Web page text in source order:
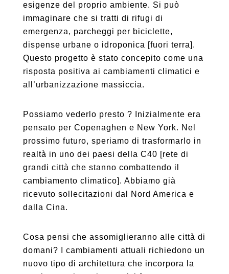
esigenze del proprio ambiente. Si può
immaginare che si tratti di rifugi di
emergenza, parcheggi per biciclette,
dispense urbane o idroponica [fuori terra].
Questo progetto è stato concepito come una
risposta positiva ai cambiamenti climatici e
all’urbanizzazione massiccia.
Possiamo vederlo presto ? Inizialmente era
pensato per Copenaghen e New York. Nel
prossimo futuro, speriamo di trasformarlo in
realtà in uno dei paesi della C40 [rete di
grandi città che stanno combattendo il
cambiamento climatico]. Abbiamo già
ricevuto sollecitazioni dal Nord America e
dalla Cina.
Cosa pensi che assomiglieranno alle città di
domani? I cambiamenti attuali richiedono un
nuovo tipo di architettura che incorpora la